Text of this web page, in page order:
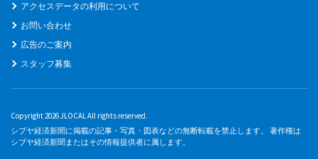
アクセスデータの利用について
お問い合わせ
広告のご案内
スタッフ募集
Copyright 2026 JLOCAL All rights reserved.
シブヤ経済新聞に掲載の記事・写真・図表などの無断転載を禁止します。 著作権は
シブヤ経済新聞またはその情報提供者に属します。